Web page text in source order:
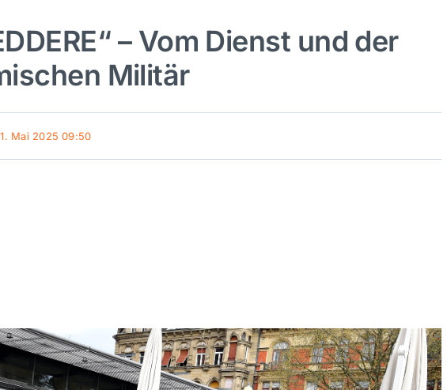
– Vom Dienst und der
Militär
Mai 2025 09:50